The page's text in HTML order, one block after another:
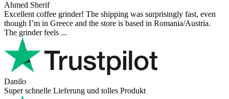
Ahmed Sherif
Excellent coffee grinder! The shipping was surprisingly fast, even
though I’m in Greece and the store is based in Romania/Austria.
The grinder feels ...
Danilo
Super schnelle Lieferung und tolles Produkt